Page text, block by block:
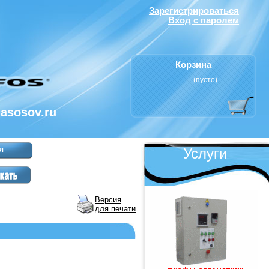
Зарегистрироваться
Вход с паролем
Корзина
(пусто)
Услуги
Версия
для печати